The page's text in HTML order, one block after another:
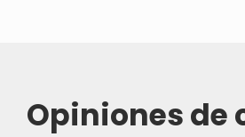
Opiniones de